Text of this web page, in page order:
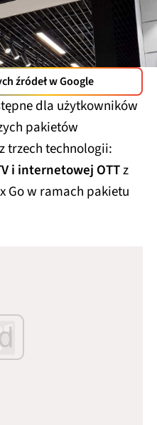
źródeł w Google
dla użytkowników
pakietów
trzech technologii:
i internetowej OTTz
Go w ramach pakietu